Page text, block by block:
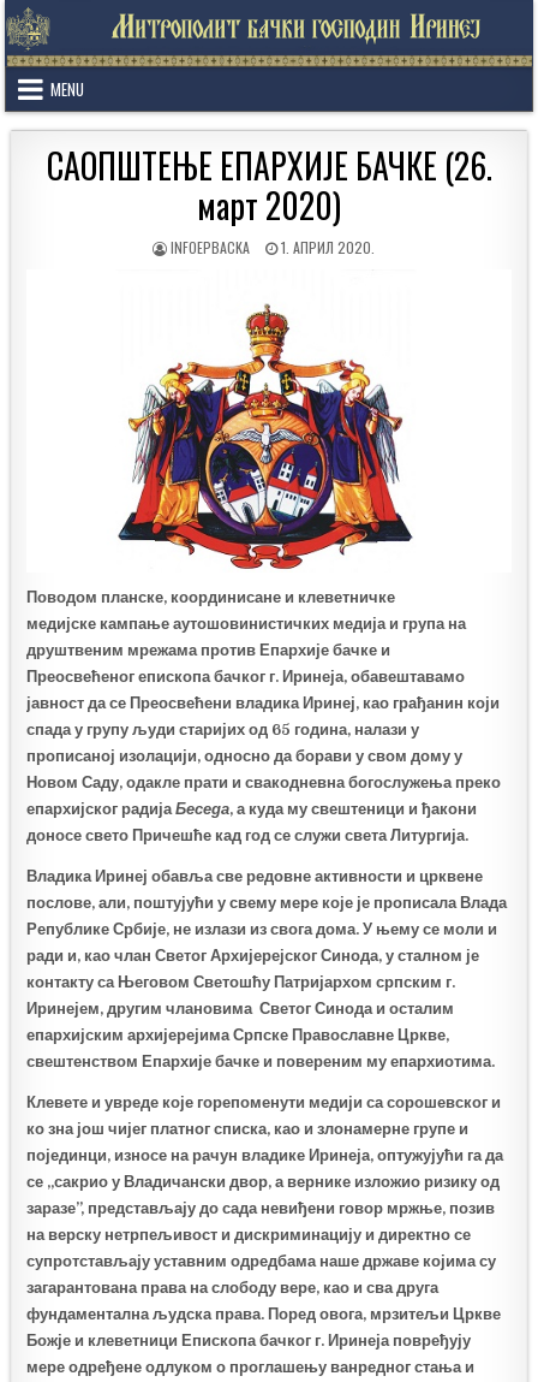
Skip
to
content
MENU
САОПШТЕЊЕ ЕПАРХИЈЕ БАЧКЕ (26.
март 2020)
AUTHOR:
INFOEPBACKA
PUBLISHED
1. АПРИЛ 2020.
Поводом планске, координисане и клеветничке
медијске кампање аутошовинистичких медија и група на
друштвеним мрежама против Епархије бачке и
Преосвећеногепископа бачког г. Иринеја, обавештавамо
јавност да се Преосвећени владика Иринеј, као грађанин који
спада у групу људи старијих од 65 година, налази у
прописаној изолацији, односно да борави у свом дому у
Новом Саду, одакле прати и свакодневна богослужења преко
епархијског радијаБеседа, а куда му свештеници и ђакони
доносе свето Причешће кад год се служи света Литургија.
Владика Иринеј обавља све редовне активности и црквене
послове, али, поштујући у свему мере које је прописала Влада
Републике Србије, не излази из свога дома. У њему се моли и
ради и, као члан Светог Архијерејског Синода, у сталном је
контакту са Његовом Светошћу Патријархом српским г.
Иринејем, другим члановима Светог Синода и осталим
епархијским архијерејима Српске Православне Цркве,
свештенством Епархије бачке и повереним му епархиотима.
Клевете и увреде које горепоменути медији са сорошевског и
ко зна још чијег платног списка, као и злонамерне групе и
појединци, износе на рачун владике Иринеја, оптужујући га да
се ,,сакрио у Владичански двор, а вернике изложио ризику од
заразе”, представљају до сада невиђени говор мржње, позив
на верску нетрпељивост и дискриминацију и директно се
супротстављају уставним одредбама наше државе којима су
загарантована права на слободу вере, као и сва друга
фундаментална људска права. Поред овога, мрзитељи Цркве
Божје и клеветници Епископа бачког г. Иринеја повређују
мере одређене одлуком о проглашењу ванредног стања и